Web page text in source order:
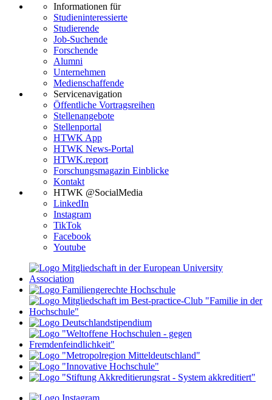
Informationen für
Studieninteressierte
Studierende
Job-Suchende
Forschende
Alumni
Unternehmen
Medienschaffende
Servicenavigation
Öffentliche Vortragsreihen
Stellenangebote
Stellenportal
HTWK App
HTWK News-Portal
HTWK.report
Forschungsmagazin Einblicke
Kontakt
HTWK @SocialMedia
LinkedIn
Instagram
TikTok
Facebook
Youtube